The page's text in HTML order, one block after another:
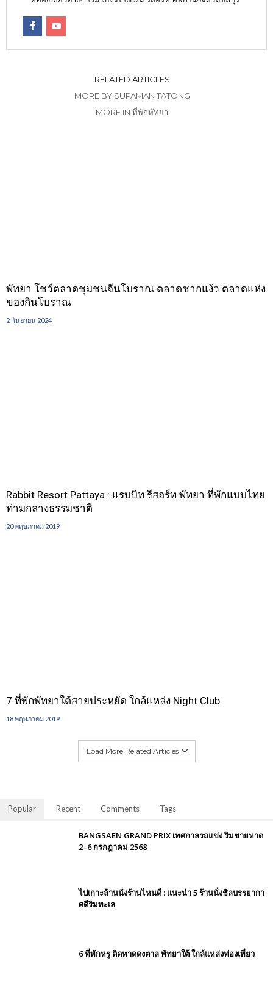
RELATED ARTICLES
MORE BY SUPAMAN TATONG
MORE IN ที่พักพัทยา
พัทยา โชว์ตลาดชุมชนจีนโบราณ ตลาดชากแง้ว ตลาดแห่ง
ของกินโบราณ
2 กันยายน 2024
Rabbit Resort Pattaya : แรบบิท รีสอร์ท พัทยา ที่พักแบบไทย
ท่ามกลางธรรมชาติ
20 พฤษภาคม 2019
7 ที่พักพัทยาใต้สายประหยัด ใกล้แหล่ง Night Club
18 พฤษภาคม 2019
Load More Related Articles
Popular Recent Comments Tags
BANGSAEN GRAND PRIX เทศกาลรถแข่ง ริมชายหาด
2–6 กรกฎาคม 2568
ไปเกาะล้านนั่งร้านไหนดี : แนะนำ 5 ร้านนั่งชิลบรรยากา
ศดีริมทะเล
6 ที่พักหรู ติดหาดดงตาล พัทยาใต้ ใกล้แหล่งท่องเที่ยว